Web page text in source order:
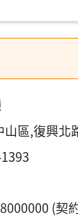
山區,復興北
(契